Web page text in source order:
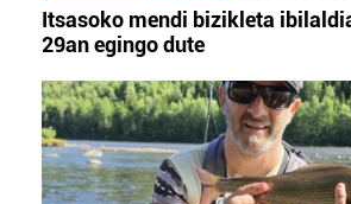
Itsasoko mendi bizikleta
29an egingo dute